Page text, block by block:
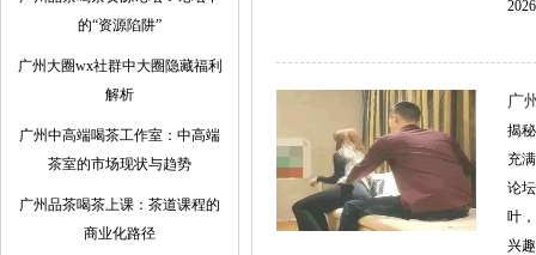
的“资源陷阱”
广州大圈wx社群中大圈隐藏福利
解析
‌广州中高端喝茶工作室‌：中高端
茶室的市场现状与趋势
广州品茶喝茶上课：茶道课程的
商业化路径
广
揭
充
论
叶
兴